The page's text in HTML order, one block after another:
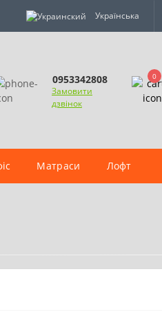
Українська
0953342808
Замовити
дзвінок
0
Матраси Лофт